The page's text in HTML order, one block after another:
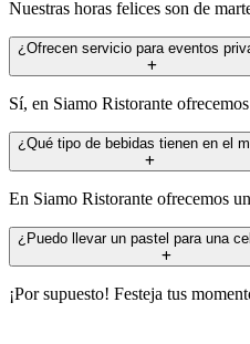
Nuestras horas felices son de
¿Ofrecen servicio para eventos
Sí, en Siamo Ristorante
¿Qué tipo de bebidas tienen en el
En Siamo Ristorante ofrecemos
¿Puedo llevar un pastel para una
¡Por supuesto! Festeja tus